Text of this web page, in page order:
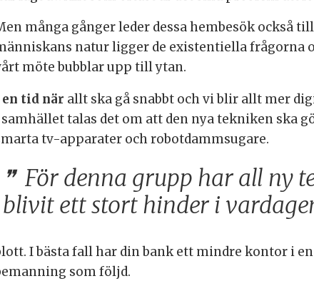
många gånger leder dessa hembesök också
natur ligger de existentiella frågorna
möte bubblar upp till ytan.
en tid när allt ska gå snabbt och vi blir allt mer
talas det om att den nya tekniken ska
tv-apparater och robotdammsugare.
För denna grupp har all ny
blivit ett stort hinder i
I bästa fall har din bank ett mindre kontor i
som följd.